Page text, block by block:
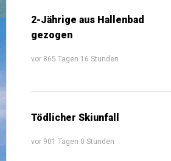
2-Jährige aus Hallenbad
gezogen
vor 865 Tagen 16 Stunden
Tödlicher Skiunfall
vor 901 Tagen 0 Stunden